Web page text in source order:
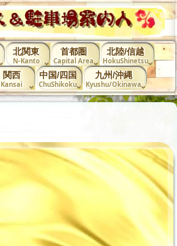
北関東
N-Kanto
首都圏
Capital Area
北陸/信越
HokuShinetsu
関西
Kansai
中国/四国
ChuShikoku
九州/沖縄
Kyushu/Okinawa